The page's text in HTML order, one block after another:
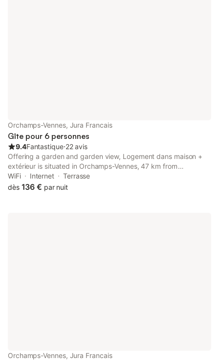
Orchamps-Vennes, Jura Francais
Gîte pour 6 personnes
9.4Fantastique⋅22 avis
Offering a garden and garden view, Logement dans maison +
extérieur is situated in Orchamps-Vennes, 47 km from
Besançon-Mouillère train station and 49 km from Besancon
Viotte Train Station.
WiFi Internet
Terrasse
dès 136 € par nuit
Orchamps-Vennes, Jura Francais